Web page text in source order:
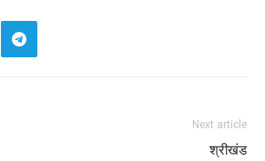
Next article
श्रीखंड